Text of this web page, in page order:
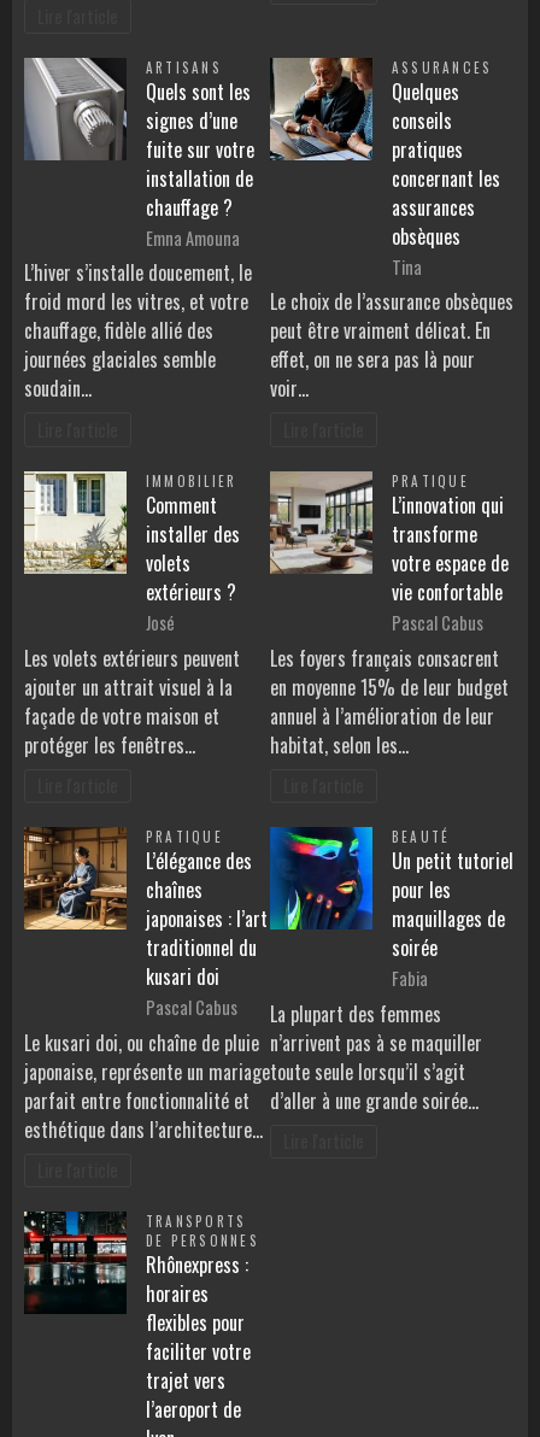
ARTISANS
Quels sont les
signes d’une
fuite sur votre
installation de
chauffage ?
Emna Amouna
L’hiver s’installe doucement, le
froid mord les vitres, et votre
chauffage, fidèle allié des
journées glaciales semble
soudain…
ASSURANCES
Quelques
conseils
pratiques
concernant les
assurances
obsèques
Tina
Le choix de l’assurance obsèques
peut être vraiment délicat. En
effet, on ne sera pas là pour
voir…
IMMOBILIER
Comment
installer des
volets
extérieurs ?
José
Les volets extérieurs peuvent
ajouter un attrait visuel à la
façade de votre maison et
protéger les fenêtres…
PRATIQUE
L’innovation qui
transforme
votre espace de
vie confortable
Pascal Cabus
Les foyers français consacrent
en moyenne 15% de leur budget
annuel à l’amélioration de leur
habitat, selon les…
PRATIQUE
L’élégance des
chaînes
japonaises : l’art
traditionnel du
kusari doi
Pascal Cabus
Le kusari doi, ou chaîne de pluie
japonaise, représente un mariage
parfait entre fonctionnalité et
esthétique dans l’architecture…
BEAUTÉ
Un petit tutoriel
pour les
maquillages de
soirée
Fabia
La plupart des femmes
n’arrivent pas à se maquiller
toute seule lorsqu’il s’agit
d’aller à une grande soirée…
TRANSPORTS
DE PERSONNES
Rhônexpress :
horaires
flexibles pour
faciliter votre
trajet vers
l’aeroport de